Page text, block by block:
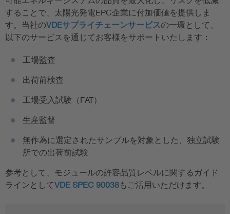
することで、太陽光発電EPC企業に付加価値を提供しま
す。当社のVDEサプライチェーンサービスの一環として、
以下のサービスを通じてお客様をサポートいたします：
工場監査
出荷前検査
工場受入試験（FAT）
生産監督
無作為に選定されたサンプルを対象とした、独立試験
所での出荷前試験
参考として、モジュールの許容品質レベルに関するガイド
ラインとしてVDE SPEC 90038もご活用いただけます。